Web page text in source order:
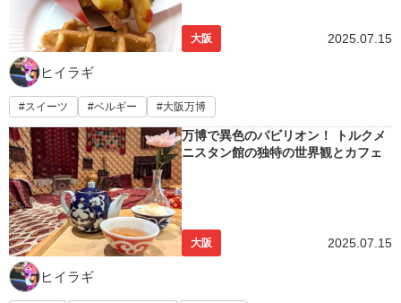
大阪 2025.07.15
ヒイラギ
スイーツ ベルギー 大阪万博
万博で異色のパビリオン！ トルクメ
ニスタン館の独特の世界観とカフェ
大阪 2025.07.15
ヒイラギ